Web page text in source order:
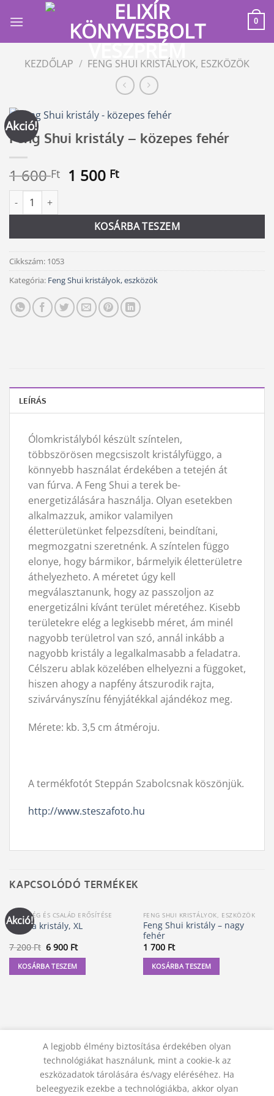
0
KEZDŐLAP / FENG SHUI KRISTÁLYOK, ESZKÖZÖK
Akció!
Feng Shui kristály – közepes fehér
1 600Ft Original
1
600 Ft.
1 500 FtCurrent
1
500 Ft.
Feng Shui kristály - közepes fehér mennyiség
KOSÁRBA TESZEM
Alternative:
Cikkszám: 1053
Kategória: Feng Shui kristályok, eszközök
LEÍRÁS
Ólomkristályból készült színtelen,
többszörösen megcsiszolt kristályfüggo, a
könnyebb használat érdekében a tetején át
van fúrva. A Feng Shui a terek be-
energetizálására használja. Olyan esetekben
alkalmazzuk, amikor valamilyen
életterületünket felpezsdíteni, beindítani,
megmozgatni szeretnénk. A színtelen függo
elonye, hogy bármikor, bármelyik életterületre
áthelyezheto. A méretet úgy kell
megválasztanunk, hogy az passzoljon az
energetizálni kívánt terület méretéhez. Kisebb
területekre elég a legkisebb méret, ám minél
nagyobb területrol van szó, annál inkább a
nagyobb kristály a legalkalmasabb a feladatra.
Célszeru ablak közelében elhelyezni a függoket,
hiszen ahogy a napfény átszurodik rajta,
szivárványszínu fényjátékkal ajándékoz meg.
Mérete: kb. 3,5 cm átméroju.
A termékfotót Steppán Szabolcsnak köszönjük.
http://www.steszafoto.hu
KAPCSOLÓDÓ TERMÉKEK
Akció!
EGÉSZSÉG ÉS CSALÁD ERŐSÍTÉSE
Csakra kristály, XL
7 200Ft Original
price
was:
7
200 Ft.
6 900 FtCurrent
price
is:
6
900 Ft.
KOSÁRBA TESZEM
FENG SHUI KRISTÁLYOK, ESZKÖZÖK
Feng Shui kristály – nagy
fehér
1 700 Ft
KOSÁRBA TESZEM
A legjobb élmény biztosítása érdekében olyan
technológiákat használunk, mint a cookie-k az
eszközadatok tárolására és/vagy eléréséhez. Ha
beleegyezik ezekbe a technológiákba, akkor olyan